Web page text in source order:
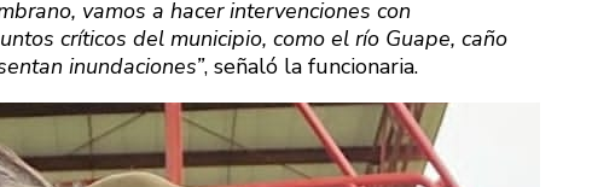
vamos a hacer intervenciones con
críticos del municipio, como el río Guape, caño
inundaciones”, señaló la funcionaria.